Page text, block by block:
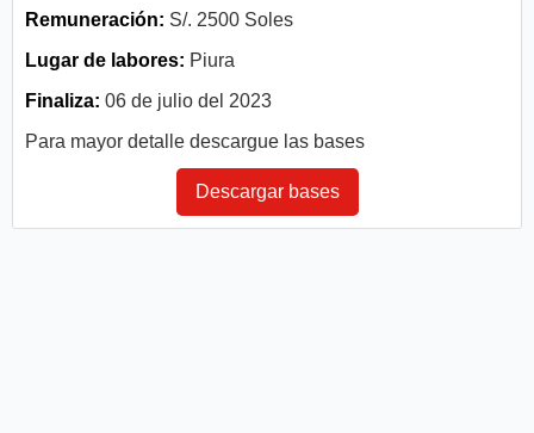
Remuneración: S/. 2500 Soles
Lugar de labores: Piura
Finaliza: 06 de julio del 2023
Para mayor detalle descargue las bases
Descargar bases